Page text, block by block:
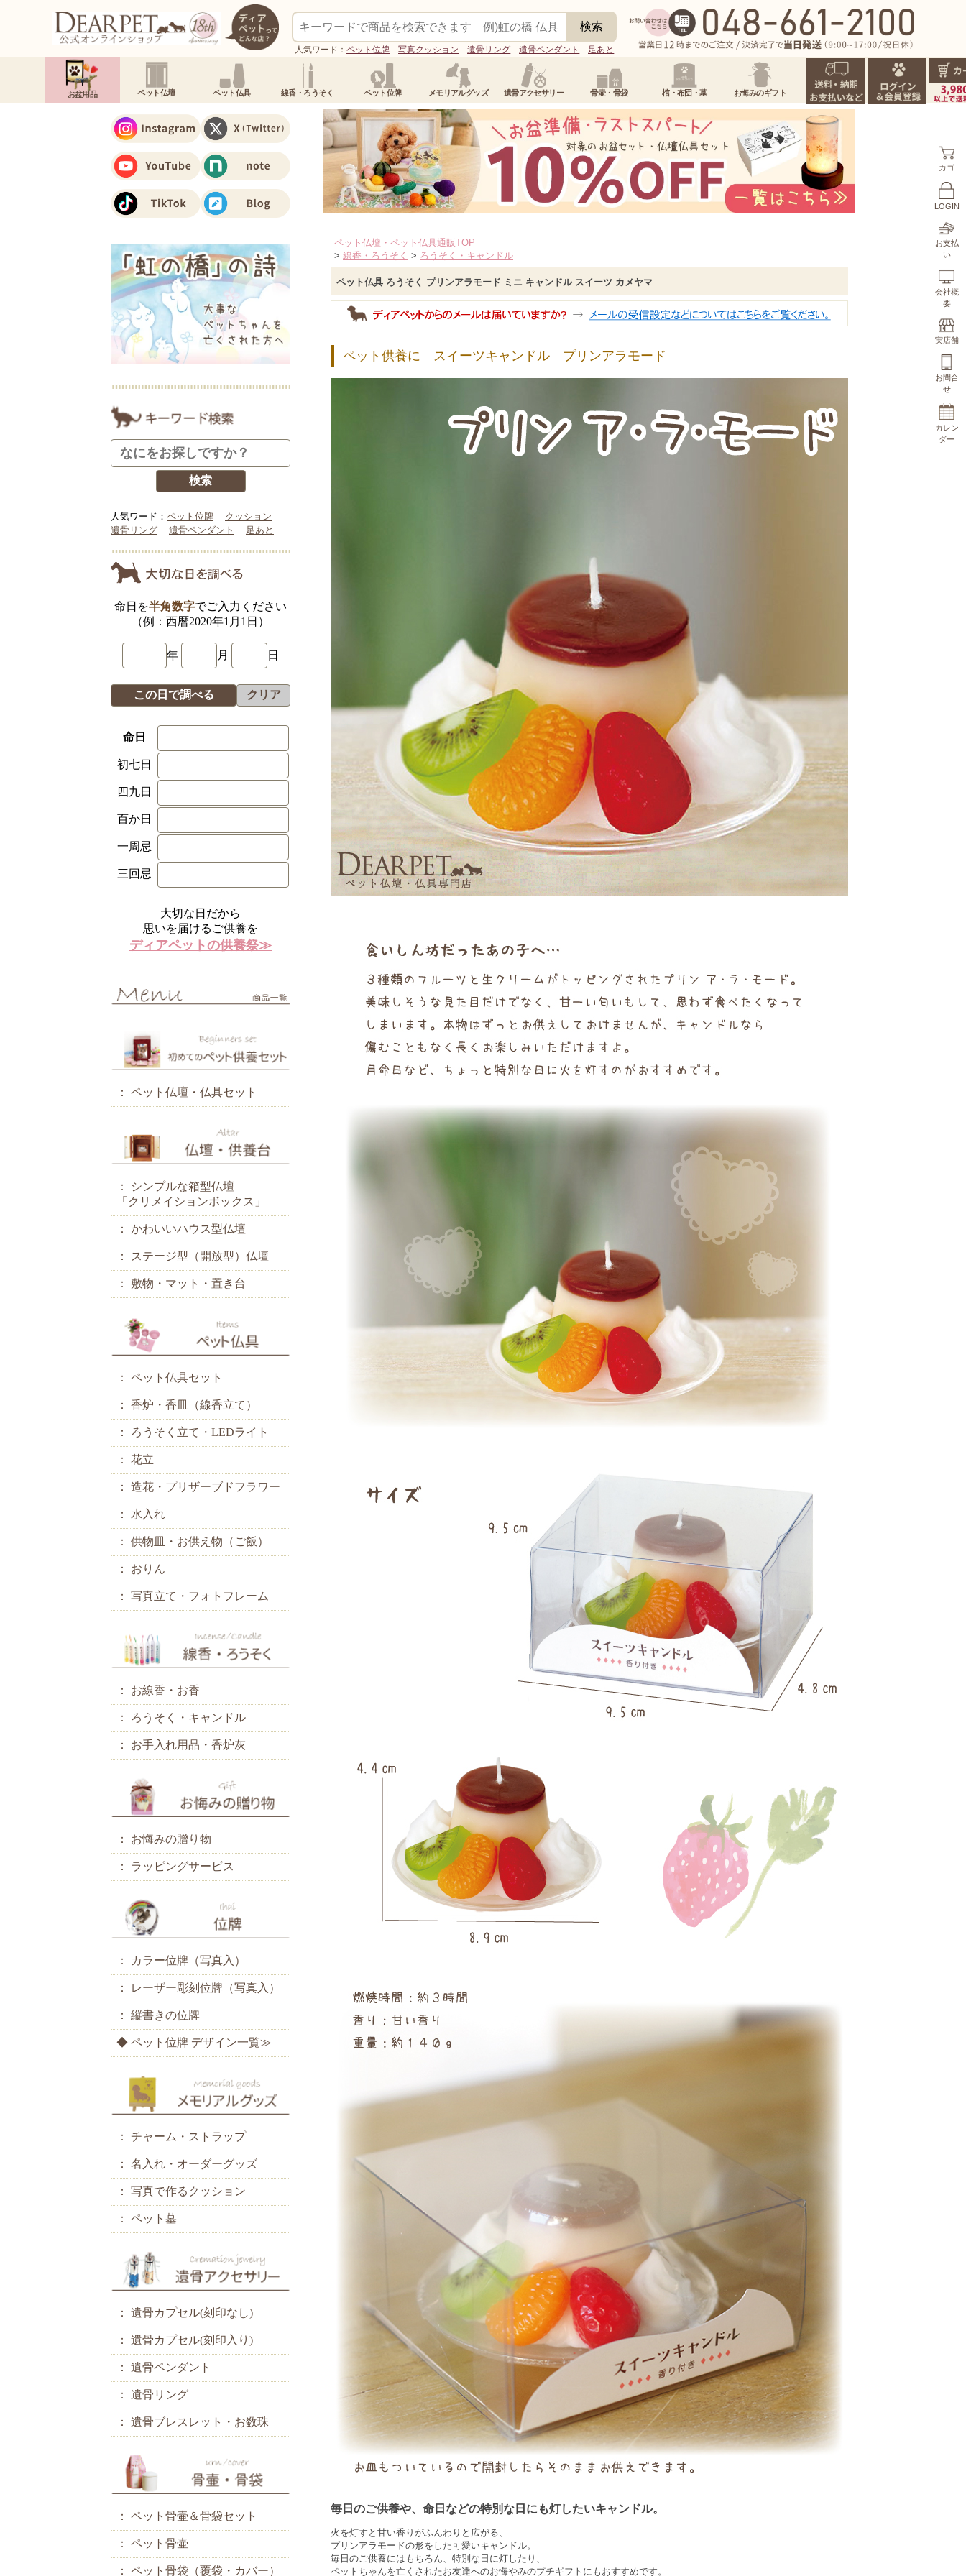
人気ワード：ペット位牌 写真クッション 遺骨リング 遺骨ペンダント 足あと
お盆用品 ペット仏壇 ペット仏具 線香・ろうそく ペット位牌 メモリアルグッズ 遺骨アクセサリー 骨壷・骨袋 棺・布団・墓 お悔みのギフト
カゴ
LOGIN
お支払
い
会社概
要
実店舗
お問合
せ
カレン
ダー
ペット仏壇・ペット仏具通販TOP
> 線香・ろうそく > ろうそく・キャンドル
ペット仏具 ろうそく プリンアラモード ミニ キャンドル スイーツ カメヤマ
ペット供養に スイーツキャンドル プリンアラモード
毎日のご供養や、命日などの特別な日にも灯したいキャンドル。
火を灯すと甘い香りがふんわりと広がる、
プリンアラモードの形をした可愛いキャンドル。
毎日のご供養にはもちろん、特別な日に灯したり、
ペットちゃんを亡くされたお友達へのお悔やみのプチギフトにもおすすめです。